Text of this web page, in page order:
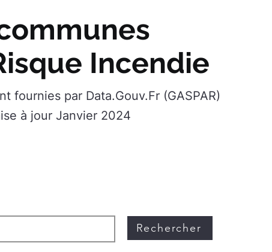
Incendie
fournies par Data.Gouv.Fr (GASPAR)
à jour Janvier 2024
Rechercher